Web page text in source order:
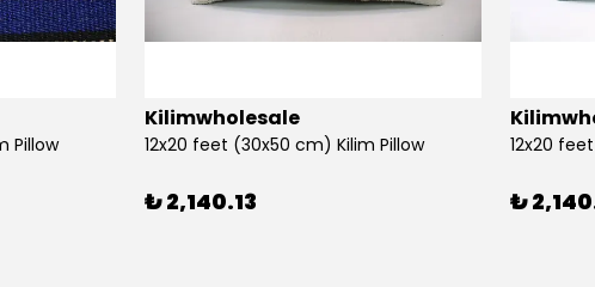
Pillow
Kilimwholesale
12x20 feet (30x50 cm) Kilim Pillow
₺ 2,140.13
12x20
₺